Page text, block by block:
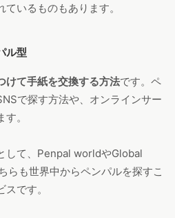
いるものもあります。
ル型
けて手紙を交換する方法です。ペ
で探す方法や、オンラインサー
。
して、Penpal worldやGlobal
も世界中からペンパルを探すこ
です。